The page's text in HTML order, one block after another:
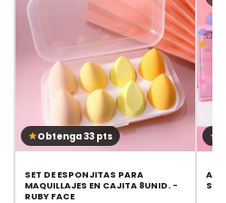
Obtenga 33 pts
SET DE ESPONJITAS PARA
MAQUILLAJES EN CAJITA 8UNID. -
RUBY FACE